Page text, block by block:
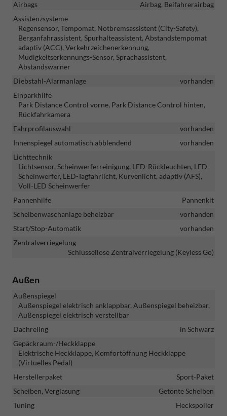
Airbags
Airbag, Beifahrerairbag
Assistenzsysteme
Regensensor, Tempomat, Notbremsassistent (City-Safety),
Berganfahrassistent, Spurhalteassistent, Abstandstempomat
adaptiv (ACC), Verkehrzeichenerkennung,
Müdigkeitserkennungs-Sensor, Sprachassistent,
Abstandswarner
Diebstahl-Alarmanlage
vorhanden
Einparkhilfe
Park Distance Control vorne, Park Distance Control hinten,
Rückfahrkamera
Fahrprofilauswahl
vorhanden
Innenspiegel automatisch abblendend
vorhanden
Lichttechnik
Lichtsensor, Scheinwerferreinigung, LED-Rückleuchten, LED-
Scheinwerfer, LED-Tagfahrlicht, Kurvenlicht, adaptiv (AFS),
Voll-LED Scheinwerfer
Pannenhilfe
Pannenkit
Scheibenwaschanlage beheizbar
vorhanden
Start/Stop-Automatik
vorhanden
Zentralverriegelung
Schlüssellose Zentralverriegelung (Keyless Go)
Außen
Außenspiegel
Außenspiegel elektrisch anklappbar, Außenspiegel beheizbar,
Außenspiegel elektrisch verstellbar
Dachreling
in Schwarz
Gepäckraum-/Heckklappe
Elektrische Heckklappe, Komfortöffnung Heckklappe
(Virtuelles Pedal)
Herstellerpaket
Sport-Paket
Scheiben, Verglasung
Getönte Scheiben
Tuning
Heckspoiler